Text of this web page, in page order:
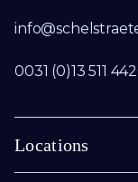
0031 (0)13 511
Locations